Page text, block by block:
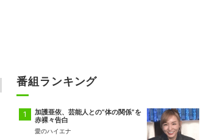
番組ランキング
加護亜依、芸能人との“体の関係”を
赤裸々告白
愛のハイエナ